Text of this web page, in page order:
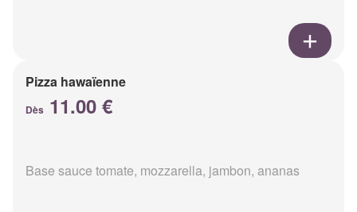
Pizza hawaïenne
Dès 11.00 €
Base sauce tomate, mozzarella, jambon, ananas